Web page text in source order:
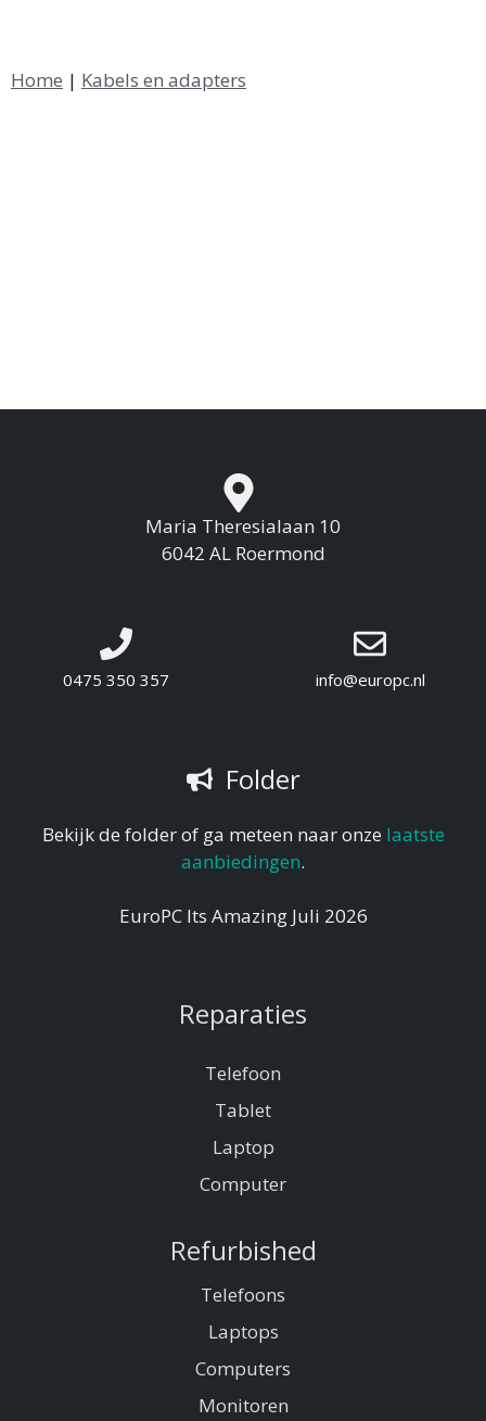
Home | Kabels en adapters
Maria Theresialaan 10
6042 AL Roermond
0475 350 357 info@europc.nl
Folder
Bekijk de folder of ga meteen naar onze laatste
aanbiedingen.
EuroPC Its Amazing Juli 2026
Reparaties
Telefoon
Tablet
Laptop
Computer
Refurbished
Telefoons
Laptops
Computers
Monitoren